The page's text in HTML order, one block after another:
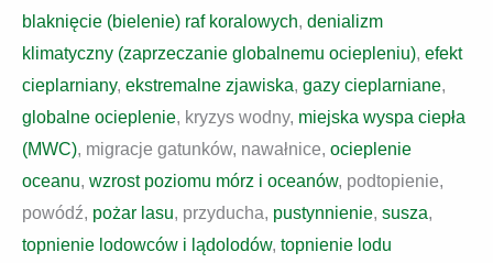
blaknięcie (bielenie) raf koralowych, denializm
klimatyczny (zaprzeczanie globalnemu ociepleniu), efekt
cieplarniany, ekstremalne zjawiska, gazy cieplarniane,
globalne ocieplenie, kryzys wodny, miejska wyspa ciepła
(MWC), migracje gatunków, nawałnice, ocieplenie
oceanu, wzrost poziomu mórz i oceanów, podtopienie,
powódź, pożar lasu, przyducha, pustynnienie, susza,
topnienie lodowców i lądolodów, topnienie lodu